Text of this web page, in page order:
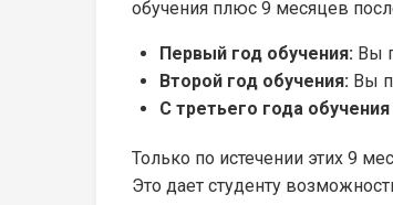
обучения плюс 9 месяцев
Первый год обучения: Вы
Второй год обучения: Вы
С третьего года
Только по истечении этих 9
Это дает студенту